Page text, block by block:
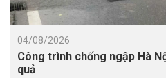
04/08/2026
Công trình chống ngập Hà
quả